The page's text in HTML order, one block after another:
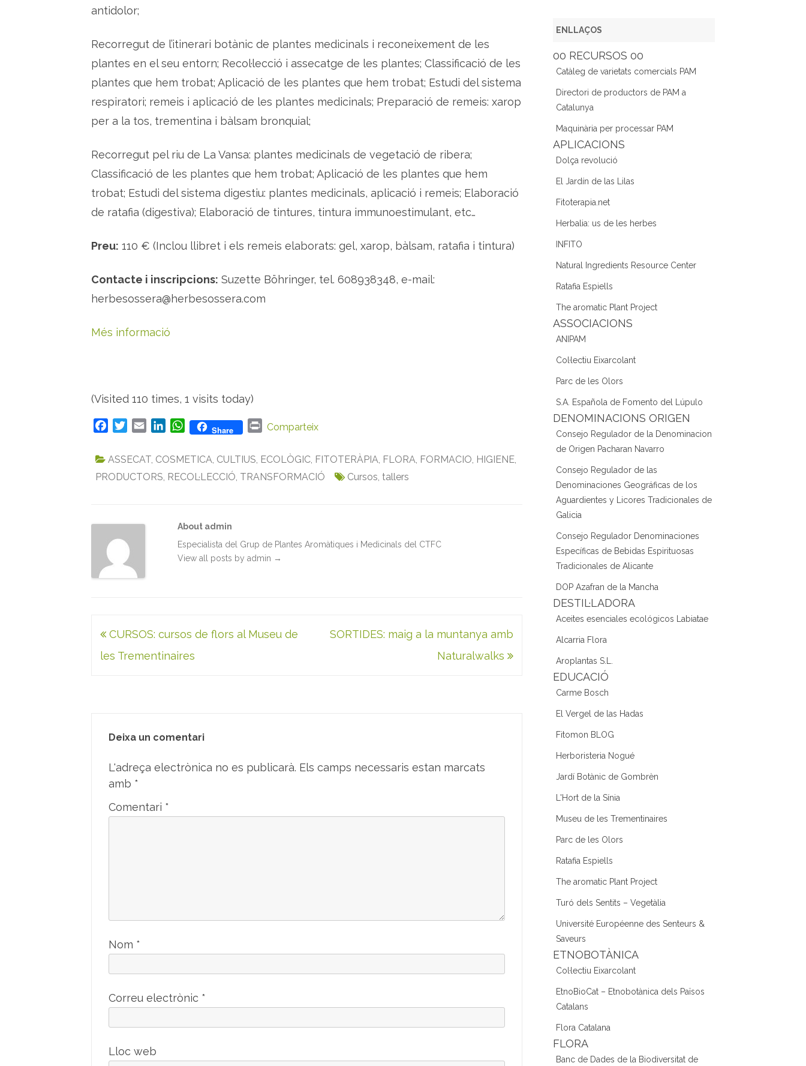
antidolor;
Recorregut de l’itinerari botànic de plantes medicinals i reconeixement de les
plantes en el seu entorn; Recol·lecció i assecatge de les plantes; Classificació de les
plantes que hem trobat; Aplicació de les plantes que hem trobat; Estudi del sistema
respiratori; remeis i aplicació de les plantes medicinals; Preparació de remeis: xarop
per a la tos, trementina i bàlsam bronquial;
Recorregut pel riu de La Vansa: plantes medicinals de vegetació de ribera;
Classificació de les plantes que hem trobat; Aplicació de les plantes que hem
trobat; Estudi del sistema digestiu: plantes medicinals, aplicació i remeis; Elaboració
de ratafia (digestiva); Elaboració de tintures, tintura immunoestimulant, etc…
Preu: 110 € (Inclou llibret i els remeis elaborats: gel, xarop, bàlsam, ratafia i tintura)
Contacte i inscripcions: Suzette Böhringer, tel. 608938348, e-mail:
herbesossera@herbesossera.com
Més informació
(Visited 110 times, 1 visits today)
c
b
k
i
t
a
l
n
e
W
a
s
p
Share
P
i
t
Comparteix
ASSECAT, COSMETICA, CULTIUS, ECOLÒGIC, FITOTERÀPIA, FLORA, FORMACIO, HIGIENE,
PRODUCTORS, RECOL·LECCIÓ, TRANSFORMACIÓ Cursos, tallers
About admin
Especialista del Grup de Plantes Aromàtiques i Medicinals del CTFC
View all posts by admin →
Navegació
d'entrades
CURSOS: cursos de flors al Museu de
les Trementinaires
SORTIDES: maig a la muntanya amb
Naturalwalks
Deixa un comentari
L'adreça electrònica no es publicarà. Els camps necessaris estan marcats
amb *
Comentari *
Nom *
Correu electrònic *
Lloc web
c
e
b
o
o
k
itt
er gr
a
m
dI
n
ENLLAÇOS
00 RECURSOS 00
Catàleg de varietats comercials PAM
Directori de productors de PAM a
Catalunya
Maquinària per processar PAM
APLICACIONS
Dolça revolució
El Jardín de las Lilas
Fitoterapia.net
Herbalia: us de les herbes
INFITO
Natural Ingredients Resource Center
Ratafia Espiells
The aromatic Plant Project
ASSOCIACIONS
ANIPAM
Col·lectiu Eixarcolant
Parc de les Olors
S.A. Española de Fomento del Lúpulo
DENOMINACIONS ORIGEN
Consejo Regulador de la Denominacion
de Origen Pacharan Navarro
Consejo Regulador de las
Denominaciones Geográficas de los
Aguardientes y Licores Tradicionales de
Galicia
Consejo Regulador Denominaciones
Específicas de Bebidas Espirituosas
Tradicionales de Alicante
DOP Azafran de la Mancha
DESTIL·LADORA
Aceites esenciales ecológicos Labiatae
Alcarria Flora
Aroplantas S.L.
EDUCACIÓ
Carme Bosch
El Vergel de las Hadas
Fitomon BLOG
Herboristeria Nogué
Jardí Botànic de Gombrèn
L'Hort de la Sínia
Museu de les Trementinaires
Parc de les Olors
Ratafia Espiells
The aromatic Plant Project
Turó dels Sentits – Vegetàlia
Université Européenne des Senteurs &
Saveurs
ETNOBOTÀNICA
Col·lectiu Eixarcolant
EtnoBioCat – Etnobotànica dels Països
Catalans
Flora Catalana
FLORA
Banc de Dades de la Biodiversitat de